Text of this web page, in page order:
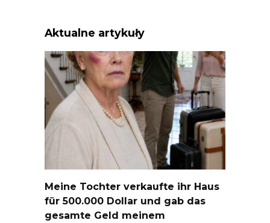
Aktualne artykuły
Meine Tochter verkaufte ihr Haus
für 500.000 Dollar und gab das
gesamte Geld meinem